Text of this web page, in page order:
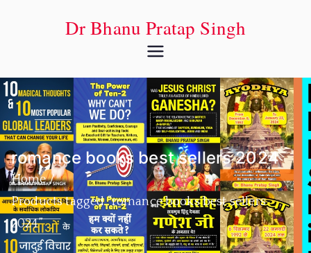
Dr Bhanu Pratap Singh
romance books best sellers 2024
Home
Products tagged “romance books best sellers
2024”